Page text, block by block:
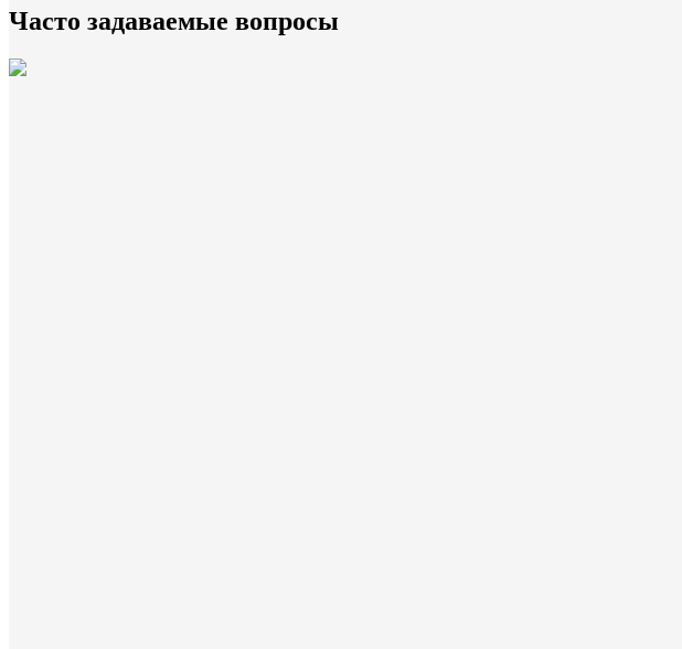
Часто задаваемые вопросы